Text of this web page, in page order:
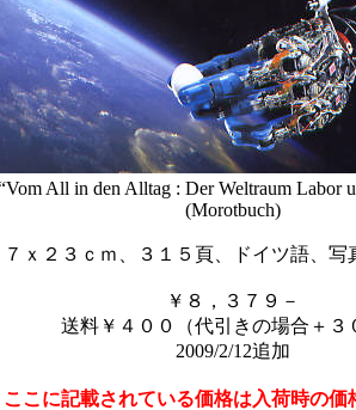
All in den Alltag : Der Weltraum Labor
(Morotbuch)
７ｘ２３ｃｍ、３１５頁、ドイツ語、写
￥８，３７９－
送料￥４００（代引きの場合＋３
2009/2/12追加
ここに記載されている価格は入荷時の価